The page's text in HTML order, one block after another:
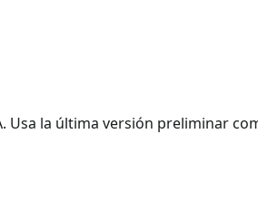
Usa la última versión preliminar